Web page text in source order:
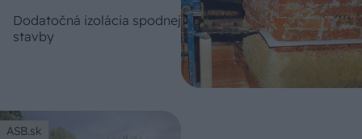
Dodatočná izolácia spodnej
stavby
ASB.sk